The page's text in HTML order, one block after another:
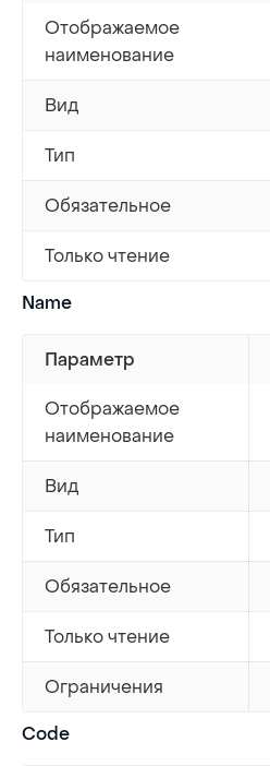
Отображаемое
наименование
Вид
Тип
Обязательное
Только чтение
Name
Параметр
Отображаемое
наименование
Вид
Тип
Обязательное
Только чтение
Ограничения
Code